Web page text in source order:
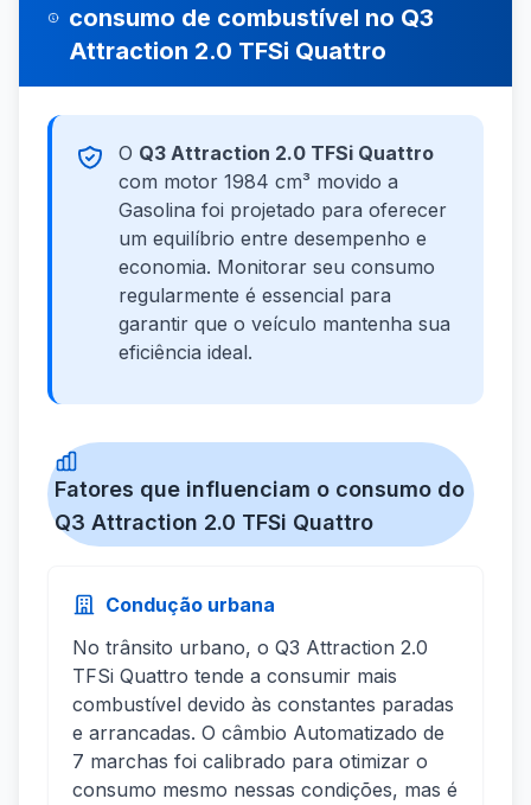
consumo de combustível no Q3
Attraction 2.0 TFSi Quattro
O Q3 Attraction 2.0 TFSi Quattro
com motor 1984 cm³ movido a
Gasolina foi projetado para oferecer
um equilíbrio entre desempenho e
economia. Monitorar seu consumo
regularmente é essencial para
garantir que o veículo mantenha sua
eficiência ideal.
Fatores que influenciam o consumo do
Q3 Attraction 2.0 TFSi Quattro
Condução urbana
No trânsito urbano, o Q3 Attraction 2.0
TFSi Quattro tende a consumir mais
combustível devido às constantes paradas
e arrancadas. O câmbio Automatizado de
7 marchas foi calibrado para otimizar o
consumo mesmo nessas condições, mas é